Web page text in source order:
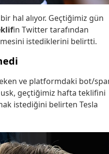
hal alıyor. Geçtiğimiz gün
in Twitter tarafından
istediklerini belirtti.
ve platformdaki bot/
geçtiğimiz hafta teklifini
istediğini belirten Tesla